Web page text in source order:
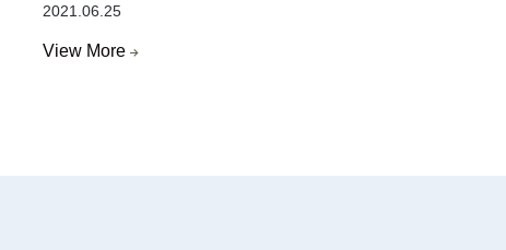
2021.06.25
View More